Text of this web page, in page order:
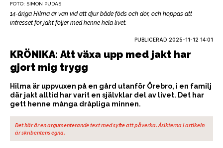
FOTO: SIMON PUDAS
14-åriga Hilma är van vid att djur både föds och dör, och hoppas att
intresset för jakt följer med henne hela livet.
PUBLICERAD 2025-11-12 14:01
KRÖNIKA: Att växa upp med jakt har
gjort mig trygg
Hilma är uppvuxen på en gård utanför Örebro, i en familj
där jakt alltid har varit en självklar del av livet. Det har
gett henne många dråpliga minnen.
Det här är en argumenterande text med syfte att påverka. Åsikterna i artikeln
är skribentens egna.